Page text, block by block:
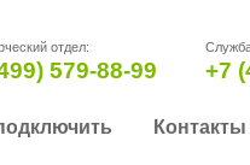
отдел:
579-88-99 +7
Контакты